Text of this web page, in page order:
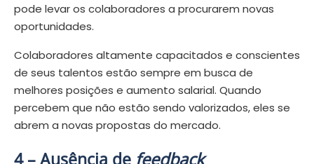
pode levar os colaboradores a procurarem novas
oportunidades.
Colaboradores altamente capacitados e conscientes
de seus talentos estão sempre em busca de
melhores posições e aumento salarial. Quando
percebem que não estão sendo valorizados, eles se
abrem a novas propostas do mercado.
4 –Ausência de feedback